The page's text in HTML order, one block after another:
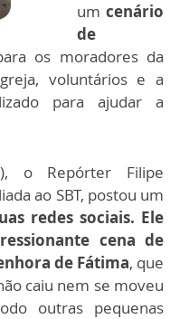
um cenário
de
ara os moradores da
voluntários e a
para ajudar a
o Repórter Filipe
ao SBT, postou um
redes sociais. Ele
cena de
de Fátima, que
caiu nem se moveu
outras pequenas